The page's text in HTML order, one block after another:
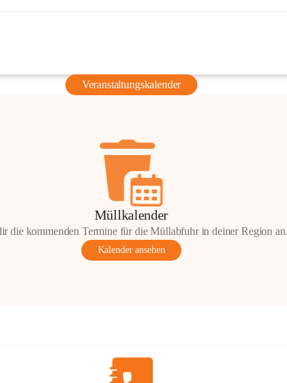
Veranstaltungskalender
Müllkalender
die kommenden Termine für die Müllabfuhr in deiner Region an.
Kalender ansehen